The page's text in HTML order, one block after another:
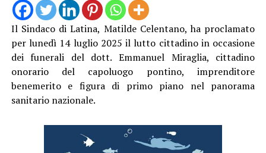
Il Sindaco di Latina, Matilde Celentano, ha proclamato
per lunedì 14 luglio 2025 il lutto cittadino in occasione
dei funerali del dott. Emmanuel Miraglia, cittadino
onorario del capoluogo pontino, imprenditore
benemerito e figura di primo piano nel panorama
sanitario nazionale.